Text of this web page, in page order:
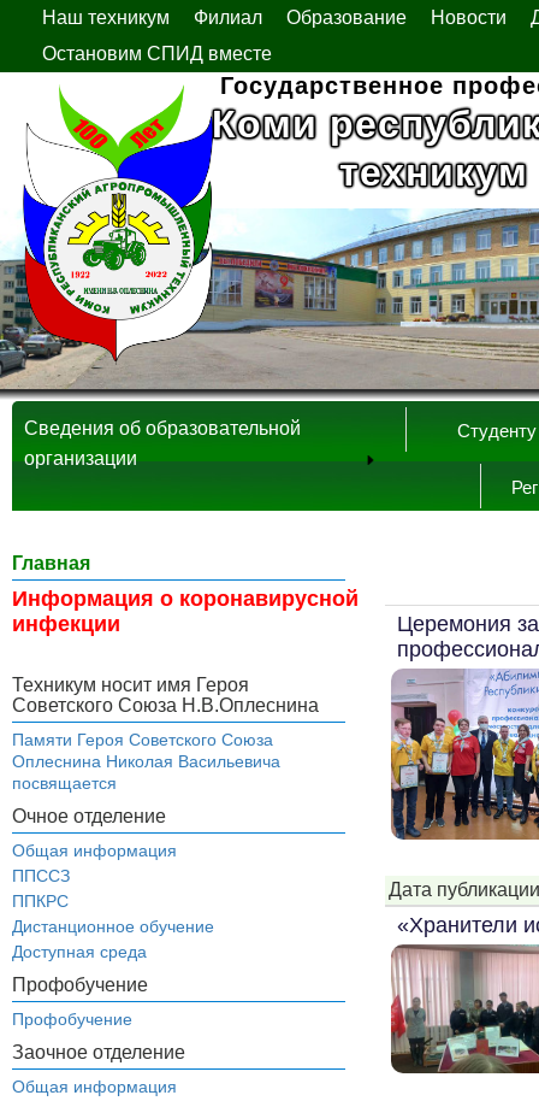
Наш техникум Филиал Образование Новости
Остановим СПИД вместе
Государственное
Коми
Студенту
Сведения об образовательной
организации
Главная
Информация о коронавирусной
инфекции
Техникум носит имя Героя
Советского Союза Н.В.Оплеснина
Памяти Героя Советского Союза
Оплеснина Николая Васильевича
посвящается
Очное отделение
Общая информация
ППССЗ
ППКРС
Дистанционное обучение
Доступная среда
Профобучение
Профобучение
Заочное отделение
Общая информация
Церемония
Дата
«Хранители